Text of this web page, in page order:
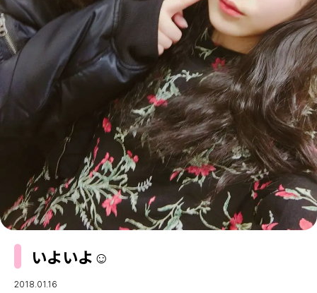
おでかけ
お悩み相談
MODEL'S BLOG
TikTok
Instagram
YouTube
FORTUNE
ゲッターズ飯田
MISS SEVENTEEN
ミスセブンティーンニュース
MAGAZINE
バックナンバー
INFORMATION
Seventeen
いよいよ☺️︎
2018.01.16